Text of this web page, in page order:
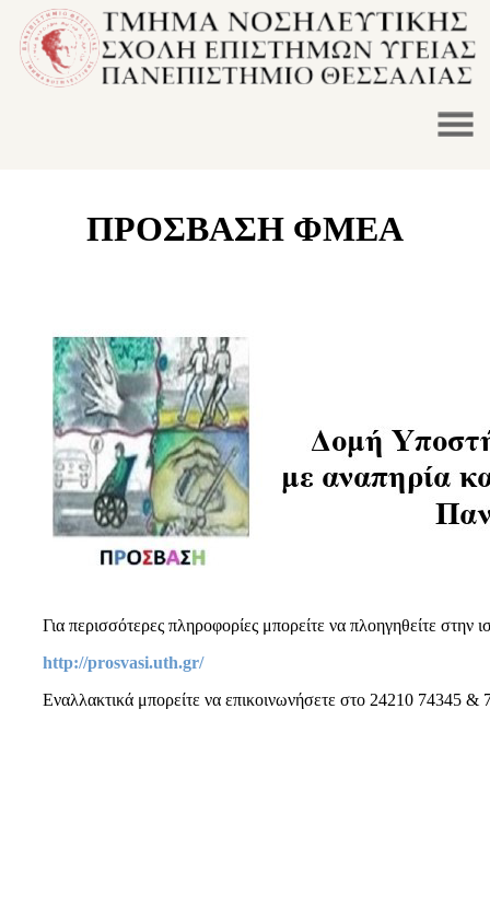
ΠΡΟΣΒΑΣΗ ΦΜΕΑ
Για περισσότερες πληροφορίες μπορείτε να πλοηγηθείτε στην
http://prosvasi.uth.gr/
Εναλλακτικά μπορείτε να επικοινωνήσετε στο 24210 74345